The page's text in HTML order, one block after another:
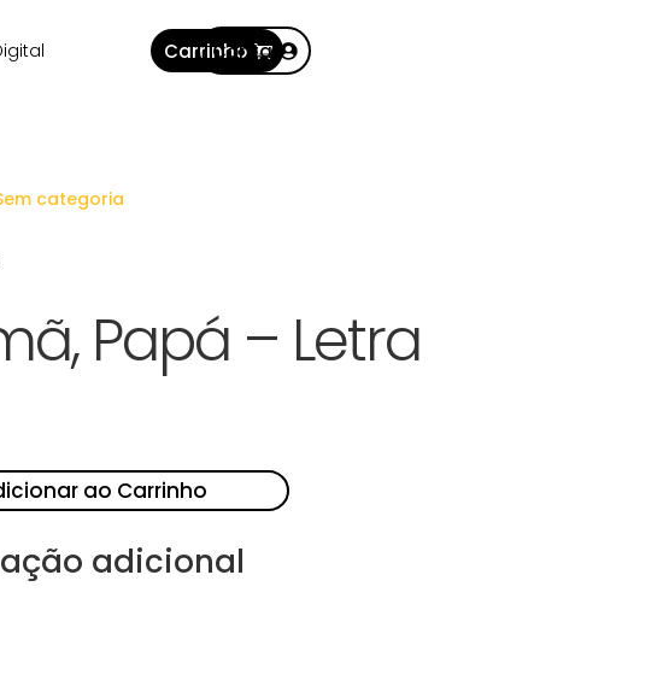
Carrinho
Conta
categoria
Papá – Letra
ao Carrinho
adicional